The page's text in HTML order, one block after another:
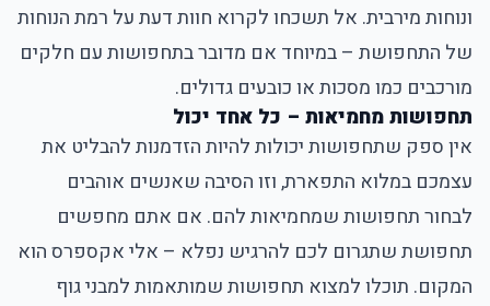
ונוחות מירבית. אל תשכחו לקרוא חוות דעת על רמת הנוחות
של התחפושת – במיוחד אם מדובר בתחפושות עם חלקים
מורכבים כמו מסכות או כובעים גדולים.
תחפושות מחמיאות – כל אחד יכול
אין ספק שתחפושות יכולות להיות הזדמנות להבליט את
עצמכם במלוא התפארת, וזו הסיבה שאנשים אוהבים
לבחור תחפושות שמחמיאות להם. אם אתם מחפשים
תחפושת שתגרום לכם להרגיש נפלא – אלי אקספרס הוא
המקום. תוכלו למצוא תחפושות שמותאמות למבני גוף